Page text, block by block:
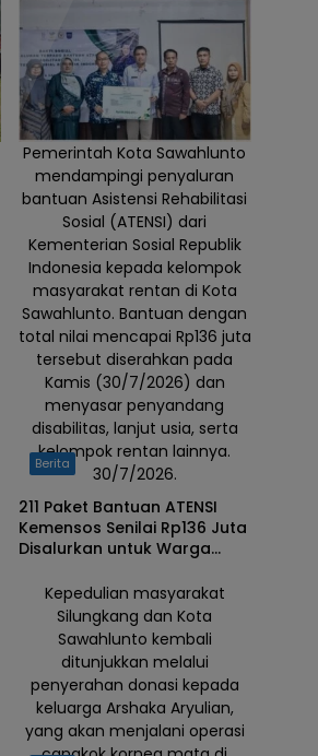
Pemerintah Kota Sawahlunto
mendampingi penyaluran
bantuan Asistensi Rehabilitasi
Sosial (ATENSI) dari
Kementerian Sosial Republik
Indonesia kepada kelompok
masyarakat rentan di Kota
Sawahlunto. Bantuan dengan
total nilai mencapai Rp136 juta
tersebut diserahkan pada
Kamis (30/7/2026) dan
menyasar penyandang
disabilitas, lanjut usia, serta
kelompok rentan lainnya.
30/7/2026.
Berita
211 Paket Bantuan ATENSI
Kemensos Senilai Rp136 Juta
Disalurkan untuk Warga
Kepedulian masyarakat
Silungkang dan Kota
Sawahlunto kembali
ditunjukkan melalui
penyerahan donasi kepada
keluarga Arshaka Aryulian,
yang akan menjalani operasi